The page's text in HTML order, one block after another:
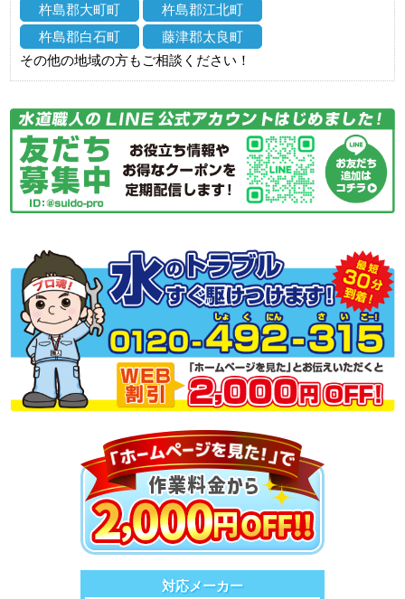
杵島郡大町町
杵島郡江北町
杵島郡白石町
藤津郡太良町
その他の地域の方もご相談ください！
対応メーカー